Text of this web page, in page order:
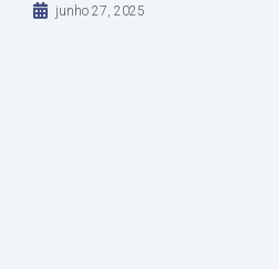
junho 27, 2025